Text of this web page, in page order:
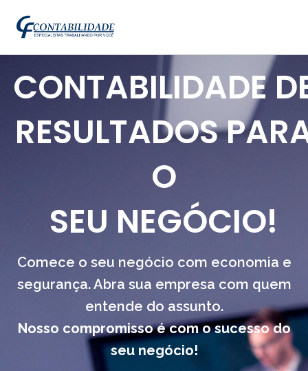
CONTABILIDADE
RESULTADOS
O
SEU NEGÓCIO!
Comece o seu negócio com economia e
segurança. Abra sua empresa com quem
entende do assunto.
Nosso compromisso é com o sucesso do
seu negócio!